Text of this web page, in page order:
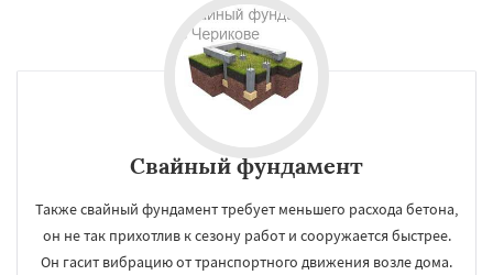
Свайный фундамент
Также свайный фундамент требует меньшего расхода бетона,
он не так прихотлив к сезону работ и сооружается быстрее.
Он гасит вибрацию от транспортного движения возле дома.